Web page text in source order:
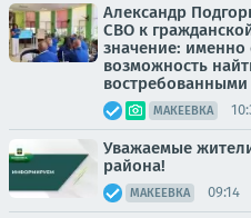
Александр
СВО к
значение: именно
возможность
МАКЕЕВКА
Уважаемые
района!
МАКЕЕВКА 09:14